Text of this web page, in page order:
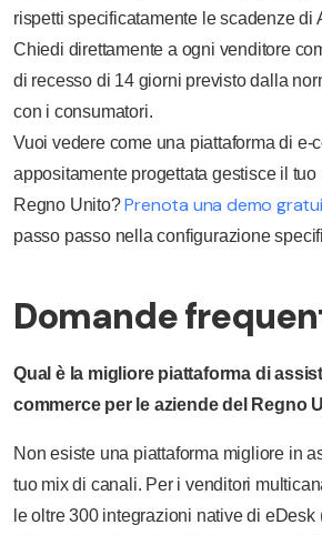
rispetti specificatamente le scadenze di
Chiedi direttamente a ogni venditore
di recesso di 14 giorni previsto dalla
con i consumatori.
Vuoi vedere come una piattaforma di e-
appositamente progettata gestisce il tuo
Regno Unito? Prenota una demo
passo passo nella configurazione
Domande
Qual è la migliore piattaforma di
commerce per le aziende del Regno
Non esiste una piattaforma migliore in
tuo mix di canali. Per i venditori
le oltre 300 integrazioni native di